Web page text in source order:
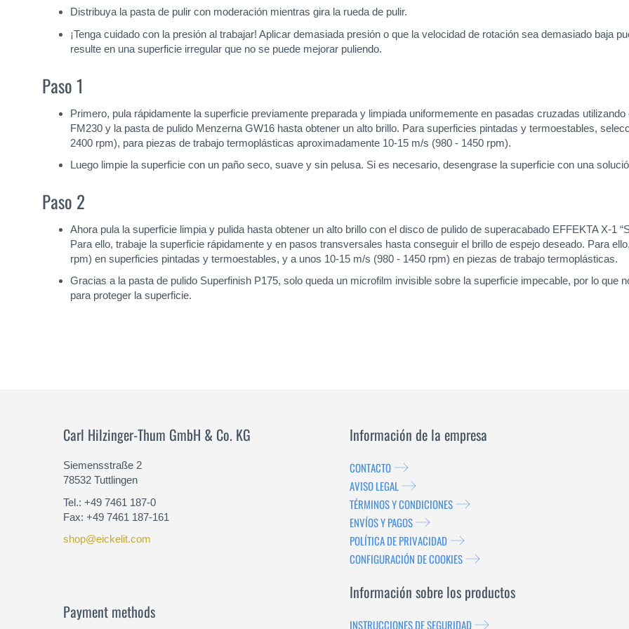
Distribuya la pasta de pulir con moderación mientras gira la rueda de pulir.
¡Tenga cuidado con la presión al trabajar! Aplicar demasiada presión o que la velocidad de rotación sea demasiado baja
resulte en una superficie irregular que no se puede mejorar puliendo.
Paso 1
Primero, pula rápidamente la superficie previamente preparada y limpiada uniformemente en pasadas cruzadas
FM230 y la pasta de pulido Menzerna GW16 hasta obtener un alto brillo. Para superficies pintadas y termoestables,
2400 rpm), para piezas de trabajo termoplásticas aproximadamente 10-15 m/s (980 - 1450 rpm).
Luego limpie la superficie con un paño seco, suave y sin pelusa. Si es necesario, desengrase la superficie con una
Paso 2
Ahora pula la superficie limpia y pulida hasta obtener un alto brillo con el disco de pulido de superacabado EFFEKTA X-1
Para ello, trabaje la superficie rápidamente y en pasos transversales hasta conseguir el brillo de espejo deseado. Para
rpm) en superficies pintadas y termoestables, y a unos 10-15 m/s (980 - 1450 rpm) en piezas de trabajo termoplásticas.
Gracias a la pasta de pulido Superfinish P175, solo queda un microfilm invisible sobre la superficie impecable, por lo
para proteger la superficie.
Carl Hilzinger-Thum GmbH & Co. KG
Siemensstraße 2
78532 Tuttlingen
Tel.: +49 7461 187-0
Fax: +49 7461 187-161
shop@eickelit.com
Payment methods
Información de la empresa
CONTACTO
AVISO LEGAL
TÉRMINOS Y CONDICIONES
ENVÍOS Y PAGOS
POLÍTICA DE PRIVACIDAD
CONFIGURACIÓN DE COOKIES
Información sobre los productos
INSTRUCCIONES DE SEGURIDAD